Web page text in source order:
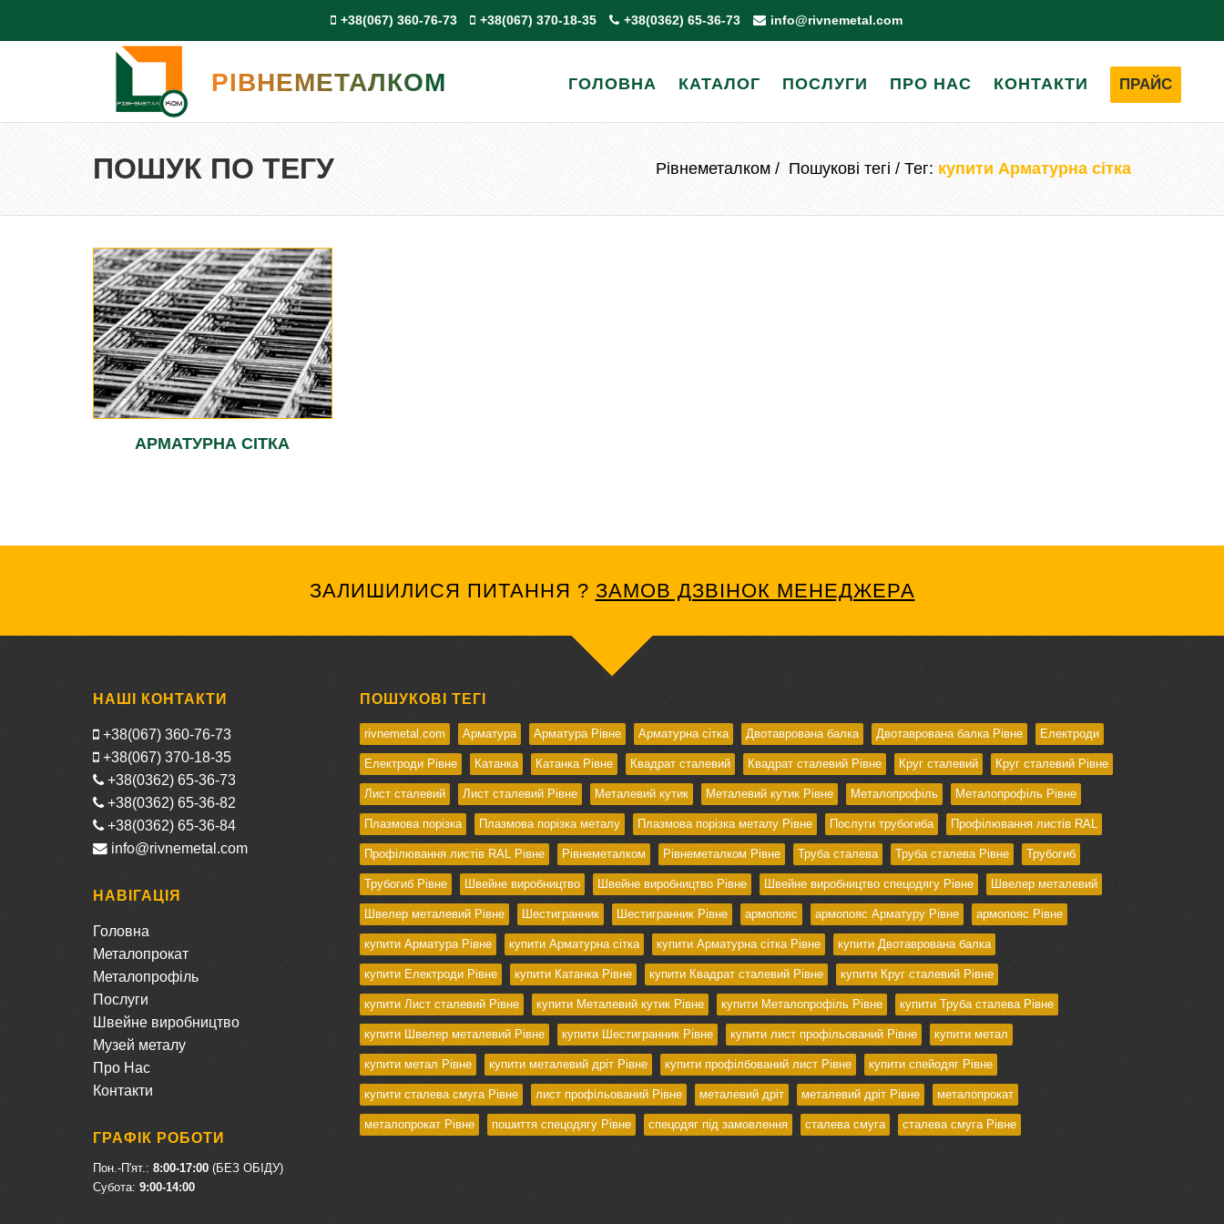
+38(067) 360-76-73 +38(067) 370-18-35 +38(0362) 65-36-73 info@rivnemetal.com
РІВНЕМЕТАЛКОМ ГОЛОВНА КАТАЛОГ ПОСЛУГИ ПРО НАС КОНТАКТИ ПРАЙС
ПОШУК ПО ТЕГУ Рівнеметалком Пошукові тегі Тег: купити Арматурна сітка
АРМАТУРНА СІТКА
ЗАЛИШИЛИСЯ ПИТАННЯ ? ЗАМОВ ДЗВІНОК МЕНЕДЖЕРА
НАШІ КОНТАКТИ
+38(067) 360-76-73
+38(067) 370-18-35
+38(0362) 65-36-73
+38(0362) 65-36-82
+38(0362) 65-36-84
info@rivnemetal.com
НАВІГАЦІЯ
Головна
Металопрокат
Металопрофіль
Послуги
Швейне виробництво
Музей металу
Про Нас
Контакти
ГРАФІК РОБОТИ
Пон.-П'ят.: 8:00-17:00 (БЕЗ ОБІДУ)
Cубота: 9:00-14:00
ПОШУКОВІ ТЕГІ
rivnemetal.com Арматура Арматура Рівне Арматурна сітка Двотаврована балка Двотаврована балка Рівне Електроди
Електроди Рівне Катанка Катанка Рівне Квадрат сталевий Квадрат сталевий Рівне Круг сталевий Круг сталевий Рівне
Лист сталевий Лист сталевий Рівне Металевий кутик Металевий кутик Рівне Металопрофіль Металопрофіль Рівне
Плазмова порізка Плазмова порізка металу Плазмова порізка металу Рівне Послуги трубогиба Профілювання листів RAL
Профілювання листів RAL Рівне Рівнеметалком Рівнеметалком Рівне Труба сталева Труба сталева Рівне Трубогиб
Трубогиб Рівне Швейне виробництво Швейне виробництво Рівне Швейне виробництво спецодягу Рівне Швелер металевий
Швелер металевий Рівне Шестигранник Шестигранник Рівне армопояс армопояс Арматуру Рівне армопояс Рівне
купити Арматура Рівне купити Арматурна сітка купити Арматурна сітка Рівне купити Двотаврована балка
купити Електроди Рівне купити Катанка Рівне купити Квадрат сталевий Рівне купити Круг сталевий Рівне
купити Лист сталевий Рівне купити Металевий кутик Рівне купити Металопрофіль Рівне купити Труба сталева Рівне
купити Швелер металевий Рівне купити Шестигранник Рівне купити лист профільований Рівне купити метал
купити метал Рівне купити металевий дріт Рівне купити профілбований лист Рівне купити спейодяг Рівне
купити сталева смуга Рівне лист профільований Рівне металевий дріт металевий дріт Рівне металопрокат
металопрокат Рівне пошиття спецодягу Рівне спецодяг під замовлення сталева смуга сталева смуга Рівне